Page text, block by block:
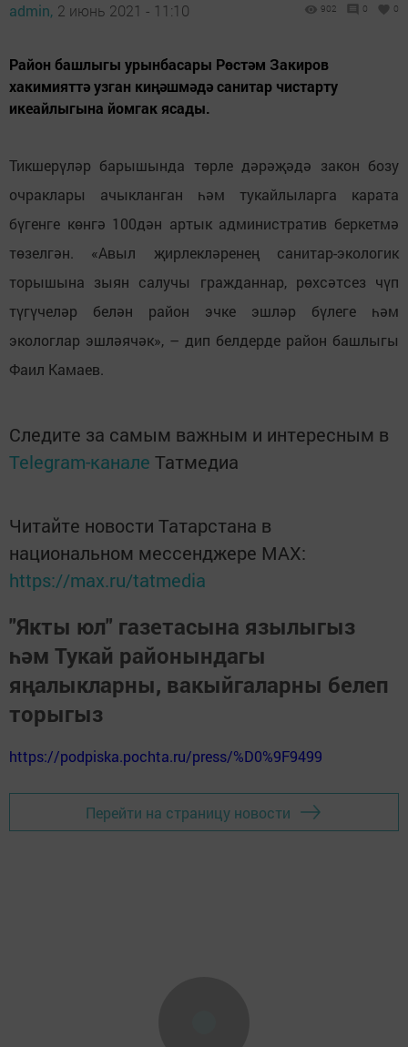
admin, 2 июнь 2021 - 11:10 902 0 0
Район башлыгы урынбасары Рөстәм Закиров
хакимияттә узган киңәшмәдә санитар чистарту
икеайлыгына йомгак ясады.
Тикшерүләр барышында төрле дәрәҗәдә закон бозу
очраклары ачыкланган һәм тукайлыларга карата
бүгенге көнгә 100дән артык административ беркетмә
төзелгән. «Авыл җирлекләренең санитар-экологик
торышына зыян салучы гражданнар, рөхсәтсез чүп
түгүчеләр белән район эчке эшләр бүлеге һәм
экологлар эшләячәк», – дип белдерде район башлыгы
Фаил Камаев.
Следите за самым важным и интересным в
Telegram-канале Татмедиа
Читайте новости Татарстана в
национальном мессенджере MАХ:
https://max.ru/tatmedia
"Якты юл" газетасына язылыгыз
һәм Тукай районындагы
яңалыкларны, вакыйгаларны белеп
торыгыз
https://podpiska.pochta.ru/press/%D0%9F9499
Перейти на страницу новости